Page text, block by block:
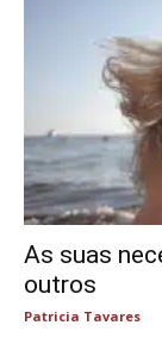
As suas
outros
Patricia Tavares